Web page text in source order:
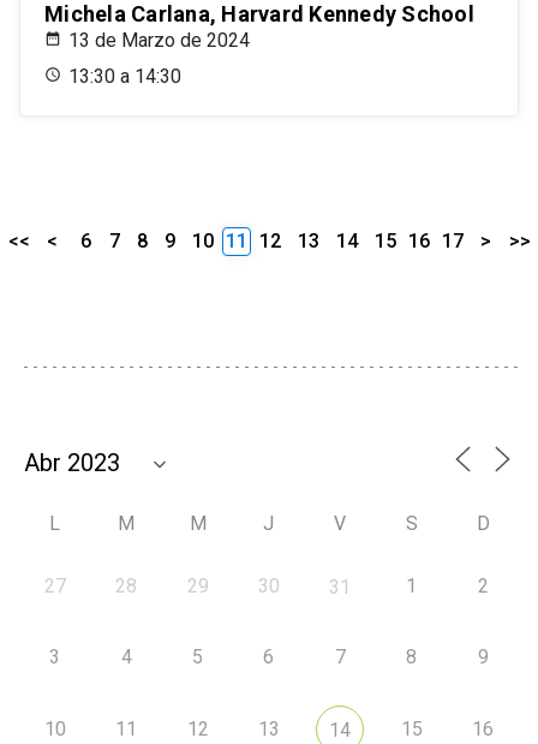
Michela Carlana, Harvard Kennedy School
13 de Marzo de 2024
13:30 a 14:30
<< < 6 7 8 9 10 11 12 13 14 15 16 17 > >>
L M M J V S D
27 28 29 30 31 1 2
3 4 5 6 7 8 9
10 11 12 13 14 15 16